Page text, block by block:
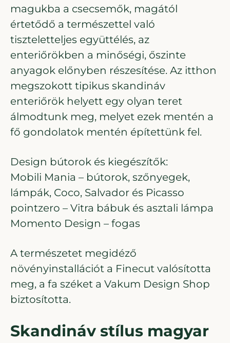
magukba a csecsemők, magától
értetődő a természettel való
tiszteletteljes együttélés, az
enteriőrökben a minőségi, őszinte
anyagok előnyben részesítése. Az itthon
megszokott tipikus skandináv
enteriőrök helyett egy olyan teret
álmodtunk meg, melyet ezek mentén a
fő gondolatok mentén építettünk fel.
Design bútorok és kiegészítők:
Mobili Mania – bútorok, szőnyegek,
lámpák, Coco, Salvador és Picasso
pointzero – Vitra bábuk és asztali lámpa
Momento Design – fogas
A természetet megidéző
növényinstallációt a Finecut valósította
meg, a fa széket a Vakum Design Shop
biztosította.
Skandináv stílus magyar